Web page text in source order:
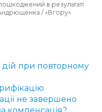
в результаті
/ «Вгору»
при повторному
не завершено